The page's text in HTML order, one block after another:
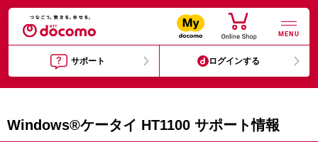
MENU
サポート ログインする
Windows®ケータイ HT1100 サポート情報